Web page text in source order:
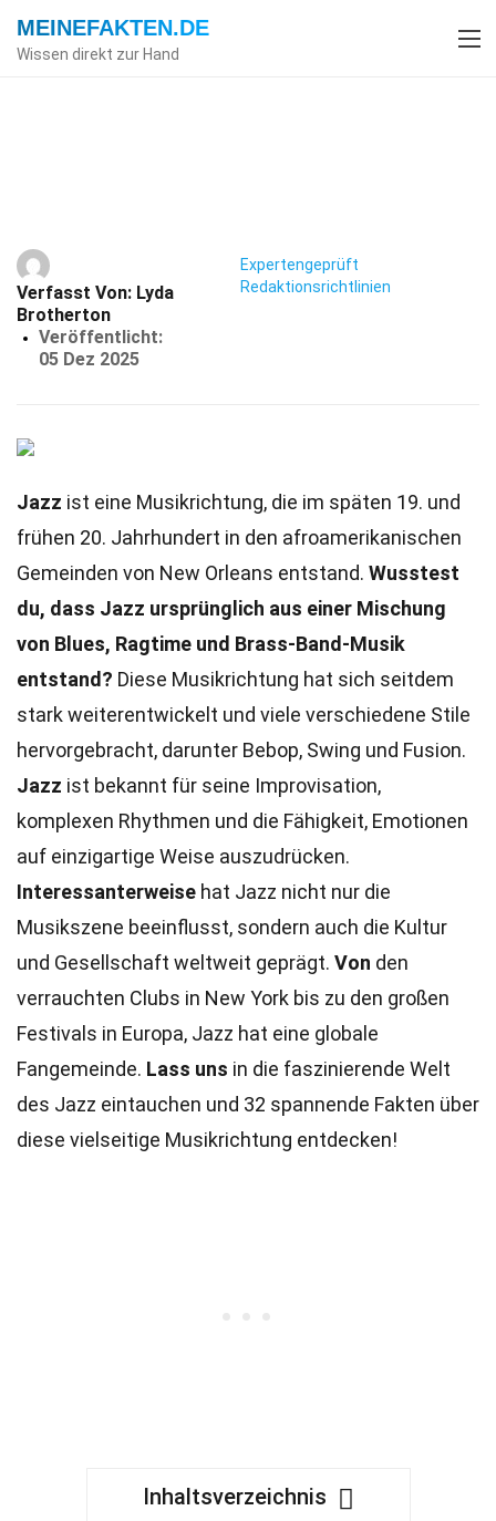
MEINEFAKTEN.DE
Wissen direkt zur Hand
Verfasst Von: Lyda
Brotherton
Veröffentlicht:
05 Dez 2025
Expertengeprüft
Redaktionsrichtlinien
Jazz ist eine Musikrichtung, die im späten 19. und
frühen 20. Jahrhundert in den afroamerikanischen
Gemeinden von New Orleans entstand. Wusstest
du, dass Jazz ursprünglich aus einer Mischung
von Blues, Ragtime und Brass-Band-Musik
entstand? Diese Musikrichtung hat sich seitdem
stark weiterentwickelt und viele verschiedene Stile
hervorgebracht, darunter Bebop, Swing und Fusion.
Jazz ist bekannt für seine Improvisation,
komplexen Rhythmen und die Fähigkeit, Emotionen
auf einzigartige Weise auszudrücken.
Interessanterweise hat Jazz nicht nur die
Musikszene beeinflusst, sondern auch die Kultur
und Gesellschaft weltweit geprägt. Von den
verrauchten Clubs in New York bis zu den großen
Festivals in Europa, Jazz hat eine globale
Fangemeinde. Lass uns in die faszinierende Welt
des Jazz eintauchen und 32 spannende Fakten über
diese vielseitige Musikrichtung entdecken!
Inhaltsverzeichnis